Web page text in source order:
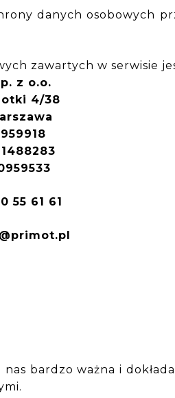
danych osobowych
zawartych w serwisie
z o.o.
4/38
55 61 61
bardzo ważna i